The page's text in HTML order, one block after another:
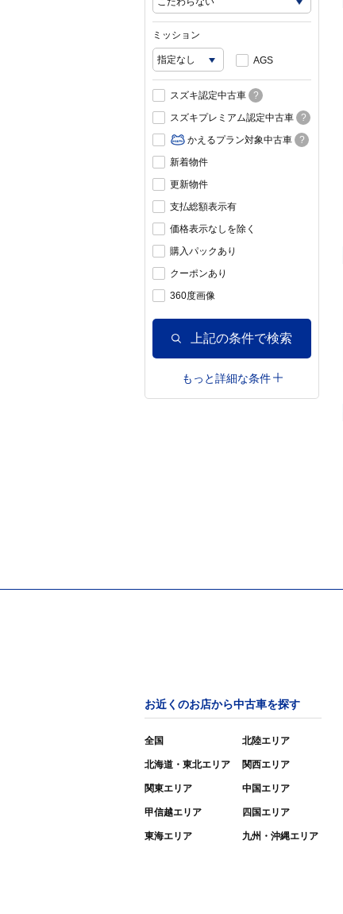
ミッション
AGS
スズキ認定中古車
?
スズキプレミアム認定中古車
?
かえるプラン対象中古車
?
新着物件
更新物件
支払総額表示有
価格表示なしを除く
購入パックあり
クーポンあり
360度画像
上記の条件で検索
もっと詳細な条件
お近くのお店から中古車を探す
全国
北海道・東北エリア
関東エリア
甲信越エリア
東海エリア
北陸エリア
関西エリア
中国エリア
四国エリア
九州・沖縄エリア